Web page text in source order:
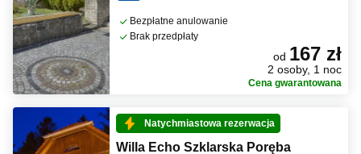
Bezpłatne anulowanie
Brak przedpłaty
od 167 zł
2 osoby, 1 noc
Cena gwarantowana
Natychmiastowa rezerwacja
Willa Echo Szklarska Poręba